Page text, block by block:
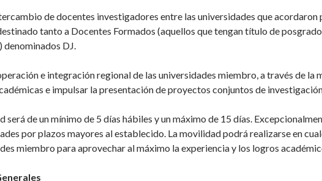
de docentes investigadores entre las universidades que
tinado tanto a Docentes Formados (aquellos que tengan título de
denominados DJ.
e integración regional de las universidades miembro, a través de
e impulsar la presentación de proyectos conjuntos de
será de un mínimo de 5 días hábiles y un máximo de 15 días.
por plazos mayores al establecido. La movilidad podrá realizarse en
miembro para aprovechar al máximo la experiencia y los logros